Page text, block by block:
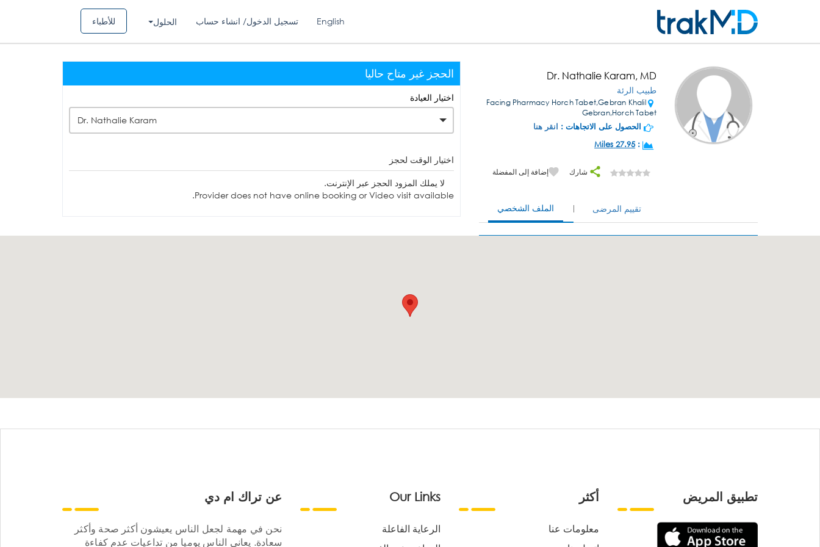
للأطباء الحلول تسجيل الدخول/ انشاء حساب English
Dr. Nathalie Karam, MD
طبيب الرئة
Facing Pharmacy Horch Tabet,Gebran Khalil
Gebran,Horch Tabet
الحصول على الاتجاهات : انقر هنا
:
27.95 Miles
شارك إضافة إلى المفضلة
الملف الشخصي تقييم المرضى
الحجز غير متاح حاليا
اختيار العيادة
Dr. Nathalie Karam
اختيار الوقت لحجز
لا يملك المزود الحجز عبر الإنترنت.
Provider does not have online booking or Video visit available.
عن تراك ام دي
نحن في مهمة لجعل الناس يعيشون أكثر صحة وأكثر
سعادة. يعاني الناس يوميا من تداعيات عدم كفاءة
Our Links
الرعاية الفاعلة
أكثر
معلومات عنا
تطبيق المريض